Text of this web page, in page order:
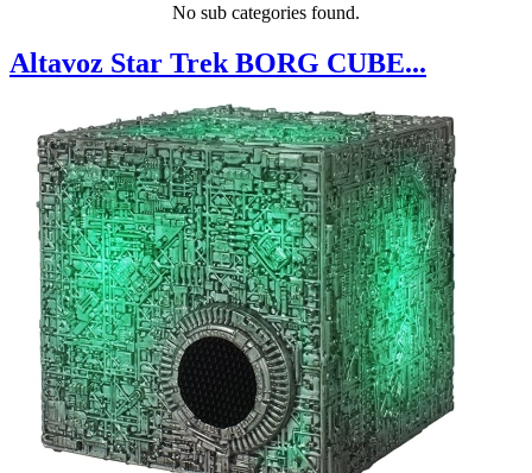
No sub categories found.
Altavoz Star Trek BORG CUBE...